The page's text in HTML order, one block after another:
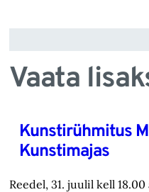
Vaata
Kunstirühmitus
Kunstimajas
Reedel, 31. juulil kell